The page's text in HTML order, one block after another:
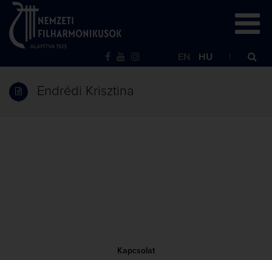
EN HU
Endrédi Krisztina
Kapcsolat